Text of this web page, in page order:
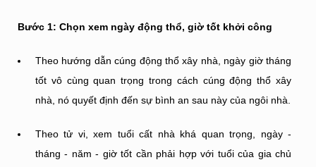
Bước 1: Chọn xem ngày động thổ, giờ tốt khởi công
Theo hướng dẫn cúng động thổ xây nhà, ngày giờ tháng
tốt vô cùng quan trọng trong cách cúng động thổ xây
nhà, nó quyết định đến sự bình an sau này của ngôi nhà.
Theo tử vi, xem tuổi cất nhà khá quan trọng, ngày -
tháng - năm - giờ tốt cần phải hợp với tuổi của gia chủ